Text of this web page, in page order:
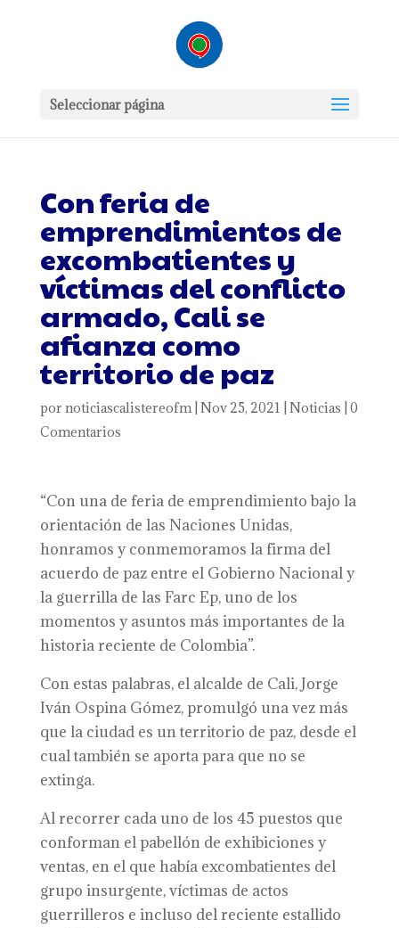
Seleccionar página
Con feria de
emprendimientos de
excombatientes y
víctimas del conflicto
armado, Cali se
afianza como
territorio de paz
por noticiascalistereofm| Nov 25, 2021 Noticias 0
Comentarios
“Con una de feria de emprendimiento bajo la
orientación de las Naciones Unidas,
honramos y conmemoramos la firma del
acuerdo de paz entre el Gobierno Nacional y
la guerrilla de las Farc Ep, uno de los
momentos y asuntos más importantes de la
historia reciente de Colombia”.
Con estas palabras, el alcalde de Cali, Jorge
Iván Ospina Gómez, promulgó una vez más
que la ciudad es un territorio de paz, desde el
cual también se aporta para que no se
extinga.
Al recorrer cada uno de los 45 puestos que
conforman el pabellón de exhibiciones y
ventas, en el que había excombatientes del
grupo insurgente, víctimas de actos
guerrilleros e incluso del reciente estallido